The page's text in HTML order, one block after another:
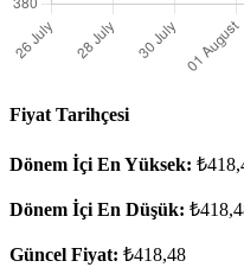
Fiyat Tarihçesi
Dönem İçi En Yüksek:
Dönem İçi En Düşük:
Güncel Fiyat: ₺418,48